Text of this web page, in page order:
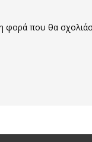
φορά που θα